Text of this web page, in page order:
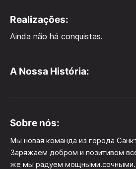
Realizações:
Ainda não há conquistas.
A Nossa História:
Sobre nós:
Мы новая команда из города
Заряжаем добром и позитивом
же мы радуем